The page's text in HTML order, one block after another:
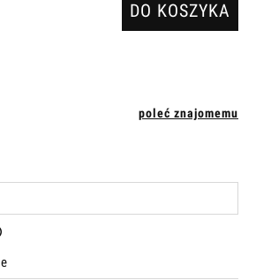
DO KOSZYKA
poleć znajomemu
kosztów płatności